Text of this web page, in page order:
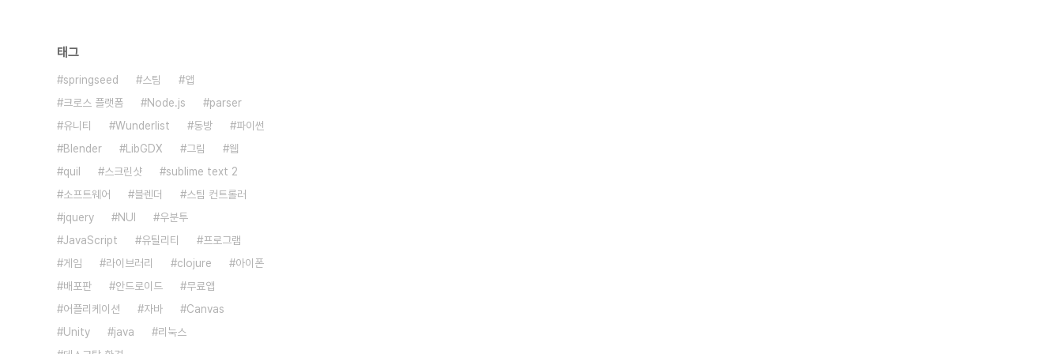
태그
springseed 스팀
앱
크로스 플랫폼
Node.js
parser
유니티
Wunderlist 동방
파이썬
Blender
LibGDX 그림
웹
quil
스크린샷
sublime text 2
소프트웨어
블렌더
스팀 컨트롤러
jquery
NUI
우분투
JavaScript
유틸리티
프로그램
게임
라이브러리 clojure
아이폰
배포판
안드로이드
무료앱
어플리케이션
자바
Canvas
Unity
java
리눅스